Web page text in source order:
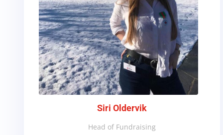
Siri Oldervik
Head of Fundraising